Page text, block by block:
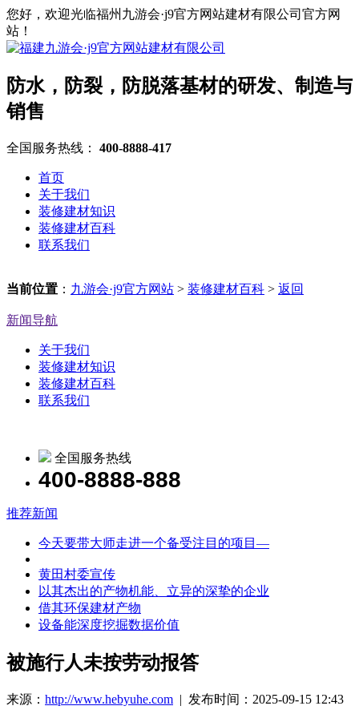
您好，欢迎光临福州九游会·j9官方网站建材有限公司官方网
站！
防水，防裂，防脱落基材的研发、制造与
销售
全国服务热线： 400-8888-417
首页
关于我们
装修建材知识
装修建材百科
联系我们
当前位置 ： 九游会·j9官方网站 > 装修建材百科 > 返回
新闻导航
关于我们
装修建材知识
装修建材百科
联系我们
全国服务热线
400-8888-888
推荐新闻
今天要带大师走进一个备受注目的项目—
黄田村委宣传
以其杰出的产物机能、立异的深挚的企业
借其环保建材产物
设备能深度挖掘数据价值
被施行人未按劳动报答
来源： http://www.hebyuhe.com | 发布时间：2025-09-15 12:43